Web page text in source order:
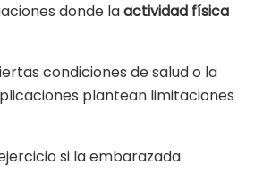
donde laactividad física
condiciones de salud o la
plantean limitaciones
si la embarazada